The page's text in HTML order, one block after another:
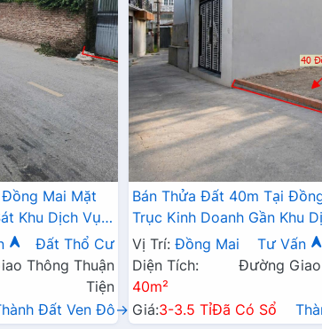
Mai Mặt
Khu Dịch Vụ
Đất Thổ Cư
Thông Thuận
Tiện
Đất Ven Đô→
Bán Thửa Đất 40m Tại
Trục Kinh Doanh Gần Khu
Thái Đồng Mai
Vị Trí: Đồng Mai Tư Vấn
Diện Tích:
40m²
Đường
Giá:3-3.5 TỉĐã Có Sổ